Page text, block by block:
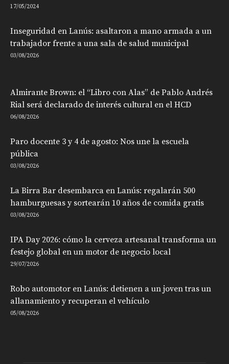
17/05/2024
Inseguridad en Lanús: asaltaron a mano armada a un
trabajador frente a una sala de salud municipal
03/08/2026
Almirante Brown: el “Libro con Alas” de Pablo Andrés
Rial será declarado de interés cultural en el HCD
06/08/2026
Paro docente 3 y 4 de agosto: Nos une la escuela
pública
03/08/2026
La Birra Bar desembarca en Lanús: regalarán 500
hamburguesas y sortearán 10 años de comida gratis
03/08/2026
IPA Day 2026: cómo la cerveza artesanal transforma un
festejo global en un motor de negocio local
29/07/2026
Robo automotor en Lanús: detienen a un joven tras un
allanamiento y recuperan el vehículo
05/08/2026